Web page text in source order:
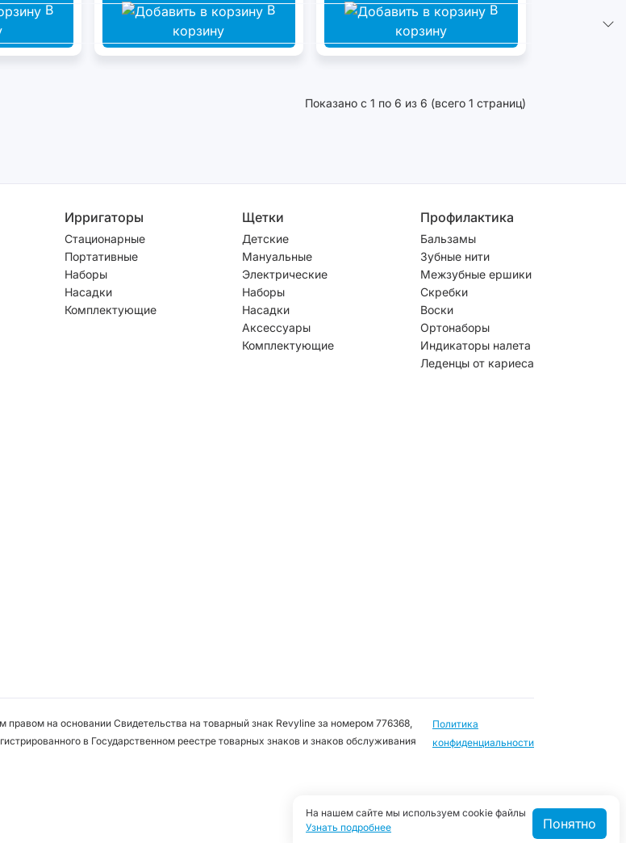
В
В
корзину
В
корзину
Показано с 1 по 6 из 6 (всего 1 страниц)
Ирригаторы
Стационарные
Портативные
Наборы
Насадки
Комплектующие
Щетки
Детские
Мануальные
Электрические
Наборы
Насадки
Аксессуары
Комплектующие
Профилактика
Бальзамы
Зубные нити
Межзубные ершики
Скребки
Воски
Ортонаборы
Индикаторы налета
Леденцы от кариеса
на основании Свидетельства на товарный знак Revyline за номером 776368,
в Государственном реестре товарных знаков и знаков обслуживания
Политика
конфиденциальности
На нашем сайте мы используем cookie файлы
Узнать подробнее
Понятно